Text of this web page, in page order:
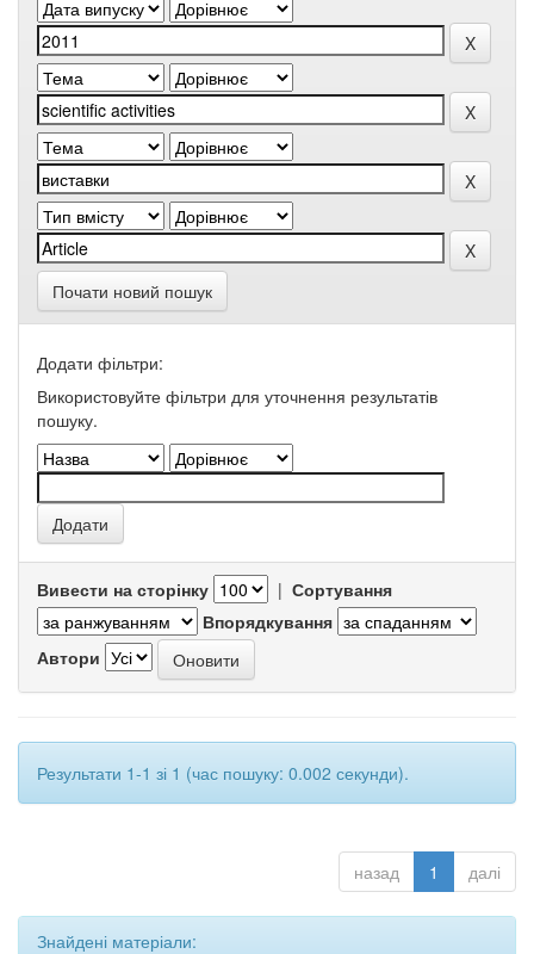
Почати новий пошук
Додати фільтри:
Використовуйте фільтри для уточнення результатів
пошуку.
Вивести на сторінку | Сортування
Впорядкування
Автори
Результати 1-1 зі 1 (час пошуку: 0.002 секунди).
назад 1 далі
Знайдені матеріали: